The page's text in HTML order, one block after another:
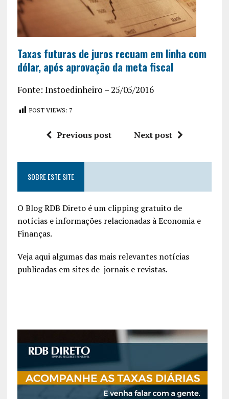
Taxas futuras de juros recuam em linha com
dólar, após aprovação da meta fiscal
Fonte: Instoedinheiro – 25/05/2016
POST VIEWS: 7
Previous post Next post
SOBRE ESTE SITE
O Blog RDB Direto é um clipping gratuito de
notícias e informações relacionadas à Economia e
Finanças.
Veja aqui algumas das mais relevantes notícias
publicadas em sites de jornais e revistas.